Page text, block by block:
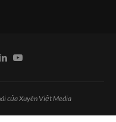
của Xuyên Việt Media